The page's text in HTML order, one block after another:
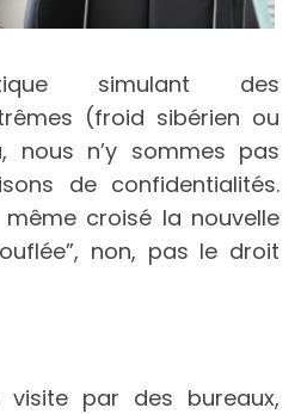
simulant des
(froid sibérien ou
nous n’y sommes pas
de confidentialités.
croisé la nouvelle
non, pas le droit
visite par des bureaux,